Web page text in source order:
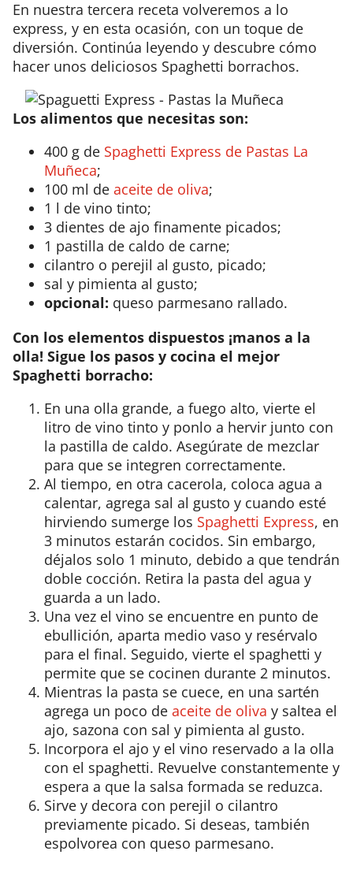
En nuestra tercera receta volveremos a lo
express, y en esta ocasión, con un toque de
diversión. Continúa leyendo y descubre cómo
hacer unos deliciosos Spaghetti borrachos.
Los alimentos que necesitas son:
400 g de Spaghetti Express de Pastas La
Muñeca;
100 ml de aceite de oliva;
1 l de vino tinto;
3 dientes de ajo finamente picados;
1 pastilla de caldo de carne;
cilantro o perejil al gusto, picado;
sal y pimienta al gusto;
opcional: queso parmesano rallado.
Con los elementos dispuestos ¡manos a la
olla! Sigue los pasos y cocina el mejor
Spaghetti borracho:
En una olla grande, a fuego alto, vierte el
litro de vino tinto y ponlo a hervir junto con
la pastilla de caldo. Asegúrate de mezclar
para que se integren correctamente.
Al tiempo, en otra cacerola, coloca agua a
calentar, agrega sal al gusto y cuando esté
hirviendo sumerge los Spaghetti Express, en
3 minutos estarán cocidos. Sin embargo,
déjalos solo 1 minuto, debido a que tendrán
doble cocción. Retira la pasta del agua y
guarda a un lado.
Una vez el vino se encuentre en punto de
ebullición, aparta medio vaso y resérvalo
para el final. Seguido, vierte el spaghetti y
permite que se cocinen durante 2 minutos.
Mientras la pasta se cuece, en una sartén
agrega un poco de aceite de oliva y saltea el
ajo, sazona con sal y pimienta al gusto.
Incorpora el ajo y el vino reservado a la olla
con el spaghetti. Revuelve constantemente y
espera a que la salsa formada se reduzca.
Sirve y decora con perejil o cilantro
previamente picado. Si deseas, también
espolvorea con queso parmesano.